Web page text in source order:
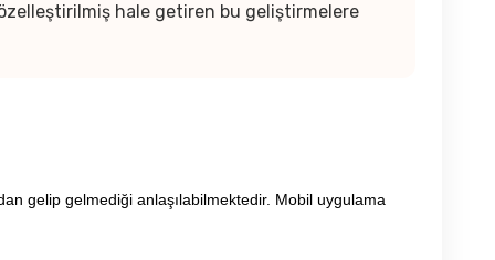
hale getiren bu geliştirmelere
gelip gelmediği anlaşılabilmektedir. Mobil uygulama